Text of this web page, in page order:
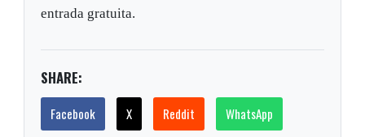
entrada gratuita.
SHARE:
Facebook X Reddit WhatsApp